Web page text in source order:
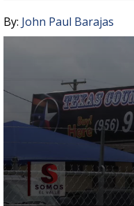
By: John Paul Barajas